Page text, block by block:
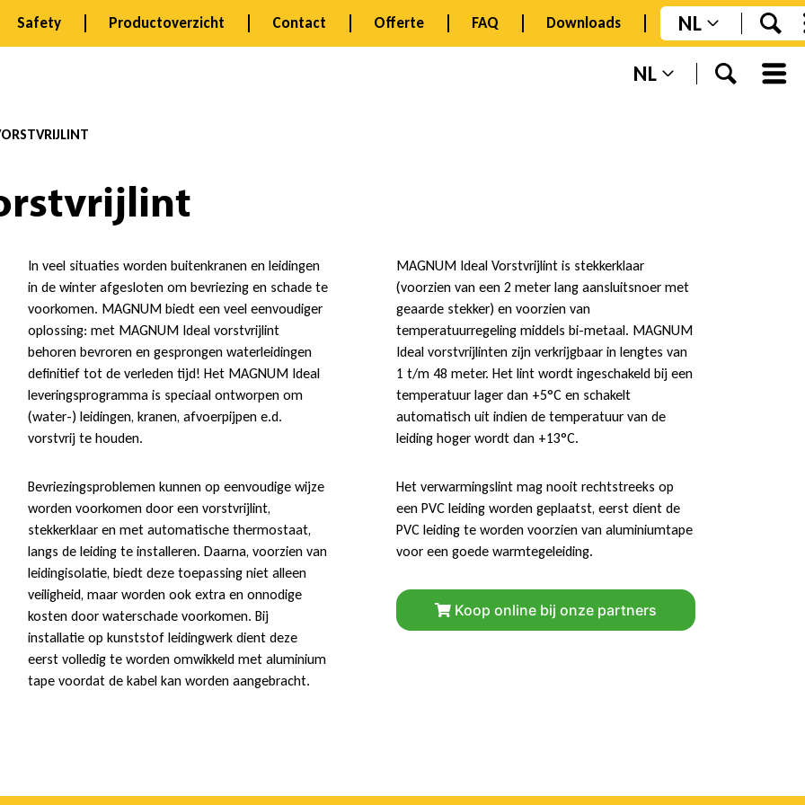
Safety Productoverzicht Contact Offerte FAQ Downloads
NL
NL
In veel situaties worden buitenkranen en leidingen
in de winter afgesloten om bevriezing en schade te
voorkomen. MAGNUM biedt een veel eenvoudiger
oplossing: met MAGNUM Ideal vorstvrijlint
behoren bevroren en gesprongen waterleidingen
definitief tot de verleden tijd! Het MAGNUM Ideal
leveringsprogramma is speciaal ontworpen om
(water-) leidingen, kranen, afvoerpijpen e.d.
vorstvrij te houden.
Bevriezingsproblemen kunnen op eenvoudige wijze
worden voorkomen door een vorstvrijlint,
stekkerklaar en met automatische thermostaat,
langs de leiding te installeren. Daarna, voorzien van
leidingisolatie, biedt deze toepassing niet alleen
veiligheid, maar worden ook extra en onnodige
kosten door waterschade voorkomen. Bij
installatie op kunststof leidingwerk dient deze
eerst volledig te worden omwikkeld met aluminium
tape voordat de kabel kan worden aangebracht.
MAGNUM Ideal Vorstvrijlint is stekkerklaar
(voorzien van een 2 meter lang aansluitsnoer met
geaarde stekker) en voorzien van
temperatuurregeling middels bi-metaal. MAGNUM
Ideal vorstvrijlinten zijn verkrijgbaar in lengtes van
1 t/m 48 meter. Het lint wordt ingeschakeld bij een
temperatuur lager dan +5°C en schakelt
automatisch uit indien de temperatuur van de
leiding hoger wordt dan +13°C.
Het verwarmingslint mag nooit rechtstreeks op
een PVC leiding worden geplaatst, eerst dient de
PVC leiding te worden voorzien van aluminiumtape
voor een goede warmtegeleiding.
Koop online bij onze partners